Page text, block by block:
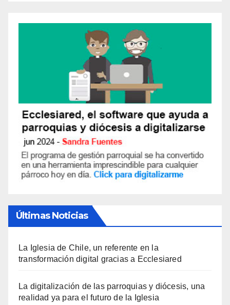
Últimas Noticias
La Iglesia de Chile, un referente en la
transformación digital gracias a Ecclesiared
La digitalización de las parroquias y diócesis, una
realidad ya para el futuro de la Iglesia